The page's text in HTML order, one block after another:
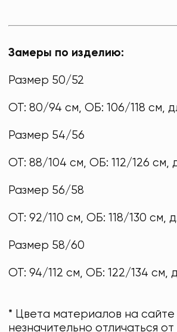
Замеры по изделию:
Размер 50/52
ОТ: 80/94 см, ОБ: 106/118 см,
Размер 54/56
ОТ: 88/104 см, ОБ: 112/126 см,
Размер 56/58
ОТ: 92/110 см, ОБ: 118/130 см,
Размер 58/60
ОТ: 94/112 см, ОБ: 122/134 см,
* Цвета материалов на сайте
незначительно отличаться